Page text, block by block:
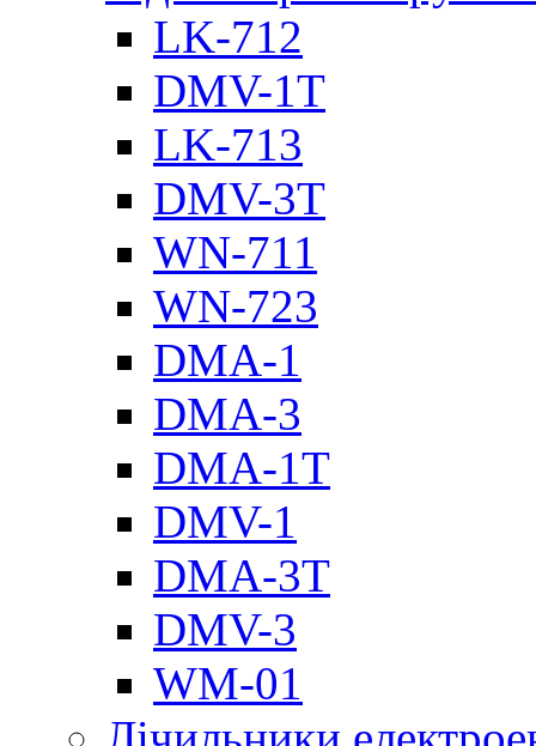
LK-712
DMV-1T
LK-713
DMV-3T
WN-711
WN-723
DMA-1
DMA-3
DMA-1T
DMV-1
DMА-3T
DMV-3
WM-01